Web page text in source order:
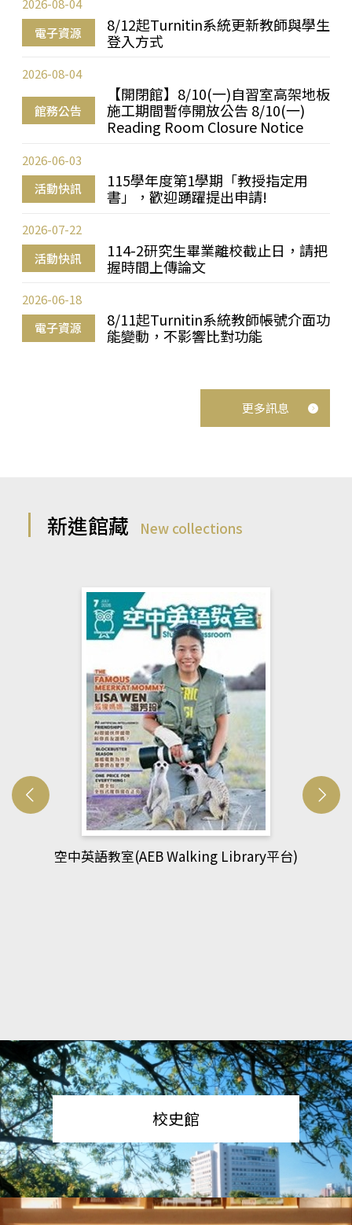
電子資源
8/12起Turnitin系統更新教師與學生
登入方式
2026-08-04
館務公告
【開閉館】8/10(一)自習室高架地板
施工期間暫停開放公告 8/10(一)
Reading Room Closure Notice
2026-08-04
活動快訊
115學年度第1學期「教授指定用
書」，歡迎踴躍提出申請!
2026-06-03
活動快訊
114-2研究生畢業離校截止日，請把
握時間上傳論文
2026-07-22
電子資源
8/11起Turnitin系統教師帳號介面功
能變動，不影響比對功能
2026-06-18
更多訊息
新進館藏 New collections
網管人(kono平台)
校史館